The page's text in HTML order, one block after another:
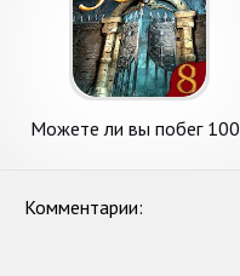
Можете ли вы побег 100
Комментарии: